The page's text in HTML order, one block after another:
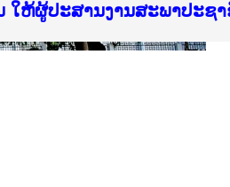
ບກົດໝາຍລາວ ທີ່ ສະຖາບັນຍຸ
ໃຫ້ຜູ້ປະສານງານສະພາປະຊ
ດໝາຍເຫດທາງລັດຖະການ
ດຖະການ ສຳລັບ ພາກກາງ
ດຖະການ ສຳລັບ ພາກໃຕ້
ທາງລັດຖະການ ທີ່ ວິທະຍາຄ
ທາງລັດຖະການ ທີ່ ວິທະຍາຄ
ປະສານງານຂັ້ນແຂວງພາກເ
ຫ້ຜູ້ປະສານງານສະພາປະຊາ